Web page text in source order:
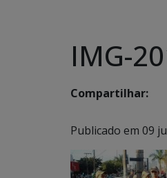
IMG-
Compartilhar:
Publicado em 09